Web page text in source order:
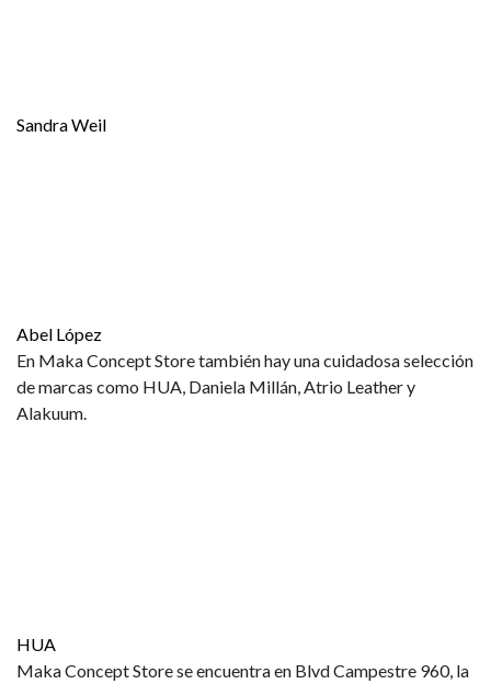
Sandra Weil
Abel López
En Maka Concept Store también hay una cuidadosa selección
de marcas como HUA, Daniela Millán, Atrio Leather y
Alakuum.
HUA
Maka Concept Store se encuentra en Blvd Campestre 960, la